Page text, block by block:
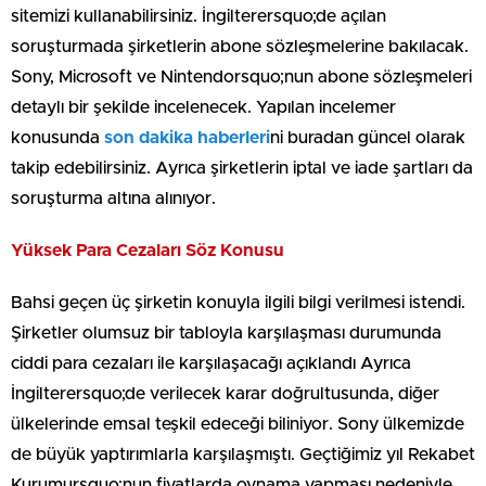
sitemizi kullanabilirsiniz. İngilterersquo;de açılan
soruşturmada şirketlerin abone sözleşmelerine bakılacak.
Sony, Microsoft ve Nintendorsquo;nun abone sözleşmeleri
detaylı bir şekilde incelenecek. Yapılan incelemer
konusunda son dakika haberlerini buradan güncel olarak
takip edebilirsiniz. Ayrıca şirketlerin iptal ve iade şartları da
soruşturma altına alınıyor.
Yüksek Para Cezaları Söz Konusu
Bahsi geçen üç şirketin konuyla ilgili bilgi verilmesi istendi.
Şirketler olumsuz bir tabloyla karşılaşması durumunda
ciddi para cezaları ile karşılaşacağı açıklandı Ayrıca
İngilterersquo;de verilecek karar doğrultusunda, diğer
ülkelerinde emsal teşkil edeceği biliniyor. Sony ülkemizde
de büyük yaptırımlarla karşılaşmıştı. Geçtiğimiz yıl Rekabet